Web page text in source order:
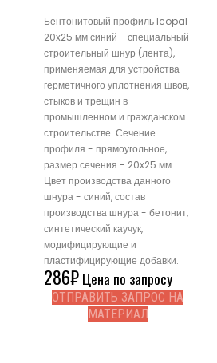
Бентонитовый профиль Icopal
20x25 мм синий - специальный
строительный шнур (лента),
применяемая для устройства
герметичного уплотнения швов,
стыков и трещин в
промышленном и гражданском
строительстве. Сечение
профиля - прямоугольное,
размер сечения - 20x25 мм.
Цвет производства данного
шнура - синий, состав
производства шнура - бетонит,
синтетический каучук,
модифицирующие и
пластифицирующие добавки.
286₽Цена по запросу
ОТПРАВИТЬ ЗАПРОС НА
МАТЕРИАЛ